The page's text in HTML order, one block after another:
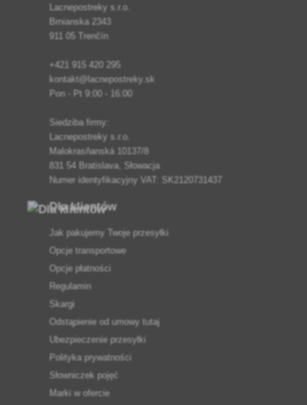
Lacnepostreky s.r.o.
Brnianska 2343
911 05 Trenčín
+421 915 420 295
kontakt@lacnepostreky.sk
Pon - Pt 9:00 - 16:00
Siedziba firmy:
Lacnepostreky s.r.o.
Malokrasňanská 10137/8
831 54 Bratislava, Słowacja
Numer identyfikacyjny VAT: SK2120731437
Dla klientów
Jak pakujemy Twoje przesyłki
Opcje transportowe
Opcje płatności
Regulamin
Skargi
Odstąpienie od umowy tutaj
Ubezpieczenie przesyłki
Polityka prywatności
Słowniczek pojęć
Marki w ofercie